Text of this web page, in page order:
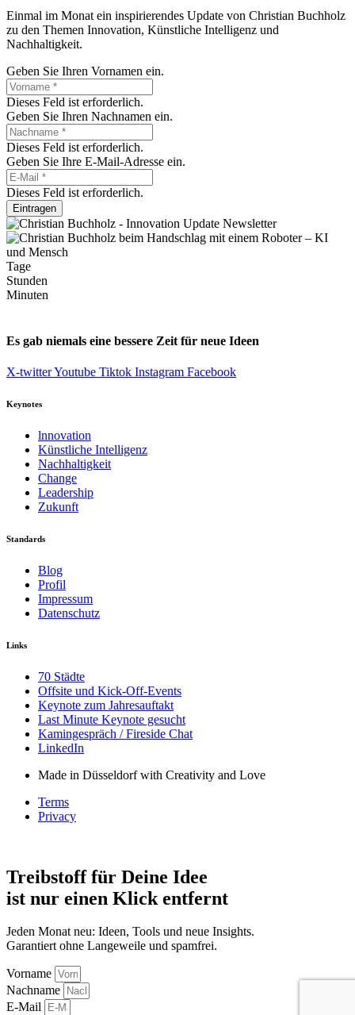
Einmal im Monat ein inspirierendes Update von Christian Buchholz
zu den Themen Innovation, Künstliche Intelligenz und
Nachhaltigkeit.
Geben Sie Ihren Vornamen ein.
Dieses Feld ist erforderlich.
Geben Sie Ihren Nachnamen ein.
Dieses Feld ist erforderlich.
Geben Sie Ihre E-Mail-Adresse ein.
Dieses Feld ist erforderlich.
Eintragen
Tage
Stunden
Minuten
Es gab niemals eine bessere Zeit für neue Ideen
X-twitterYoutube Tiktok Instagram Facebook
Keynotes
lnnovation
Künstliche Intelligenz
Nachhaltigkeit
Change
Leadership
Zukunft
Standards
Blog
Profil
Impressum
Datenschutz
Links
70 Städte
Offsite und Kick-Off-Events
Keynote zum Jahresauftakt
Last Minute Keynote gesucht
Kamingespräch / Fireside Chat
LinkedIn
Made in Düsseldorf with Creativity and Love
Terms
Privacy
Treibstoff für Deine Idee
ist nur einen Klick entfernt
Jeden Monat neu: Ideen, Tools und neue Insights.
Garantiert ohne Langeweile und spamfrei.
Vorname
Nachname
E-Mail